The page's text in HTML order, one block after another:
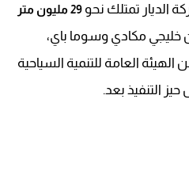
الديار تمتلك نحو
29 مليون متر
خليجي مكادي وسوما باي،
عليها منذ عام 2006 من الهيئة العامة للتنمية السياحية
التنفيذ بعد.